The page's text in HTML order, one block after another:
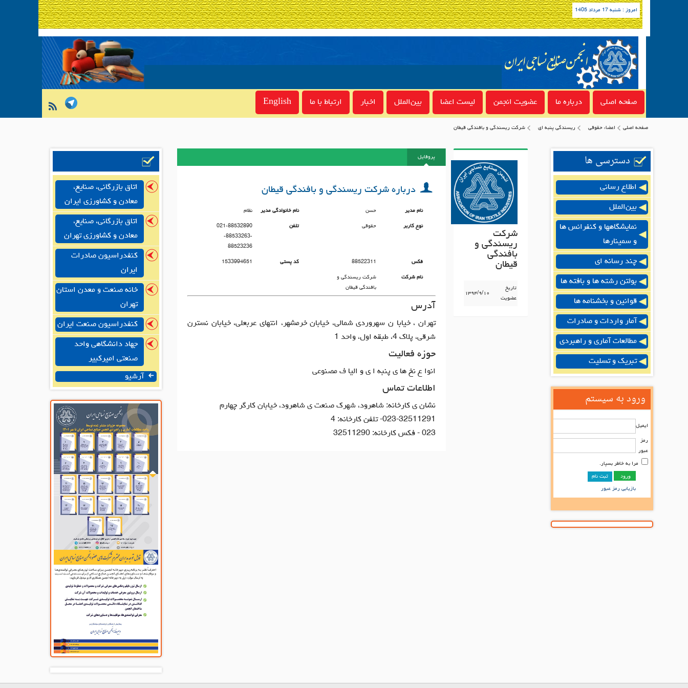
امروز : شنبه 17 مرداد 1405
صفحه اصلی درباره ما عضویت انجمن لیست اعضا بین‌الملل اخبار ارتباط با ما English
صفحه اصلی اعضاء حقوقی ريسندگي پنبه اي شركت ريسندگي و بافندگي قيطان
دسترسی ها
اطلاع رسانی
بین‌الملل
نمایشگاهها و کنفرانس ها
و سمینارها
چند رسانه ای
بولتن رشته ها و بافته ها
قوانین و بخشنامه ها
آمار واردات و صادرات
مطالعات آماری و راهبردی
تبریک و تسلیت
ورود به سیستم
ایمیل
رمز
عبور
مرا به خاطر بسپار.
ثبت نام
بازیابی رمز عبور
شركت
ريسندگي و
بافندگي
قيطان
تاریخ
عضویت
۱۳۹۴/۹/۱۰
پروفایل
درباره شركت ريسندگي و بافندگي قيطان
نام مدیر حسن نام خانوادگی مدیر نظام
نوع کاربر حقوقی تلفن
021-88532890
-88533263-
88523236
فکس 88522311 کد پستی 1533994651
نام شرکت
شركت ريسندگي و
بافندگي قيطان
آدرس
تهران ، خيابا ن سهروردى شمالى، خيابان خرمشهر، انتهاى عربعلى، خيابان نسترن
شرقى، پلاك 4، طبقه اول، واحد 1
حوزه فعالیت
انوا ع نخ ها ي پنبه ا ي و اليا ف مصنوعي
اطلاعات تماس
نشان ي كارخانه: شاهرود، شهرك صنعت ي شاهرود، خيابان كارگر چهارم
023-32511291- تلفن كارخانه: 4
023 - فكس كارخانه: 32511290
اتاق بازرگانی، صنایع،
معادن و کشاورزی ایران
اتاق بازرگانی، صنایع،
معادن و کشاورزی تهران
کنفدراسیون صادرات
ایران
خانه صنعت و معدن استان
تهران
کنفدراسیون صنعت ایران
جهاد دانشگاهی واحد
صنعتی امیرکبیر
آرشیو